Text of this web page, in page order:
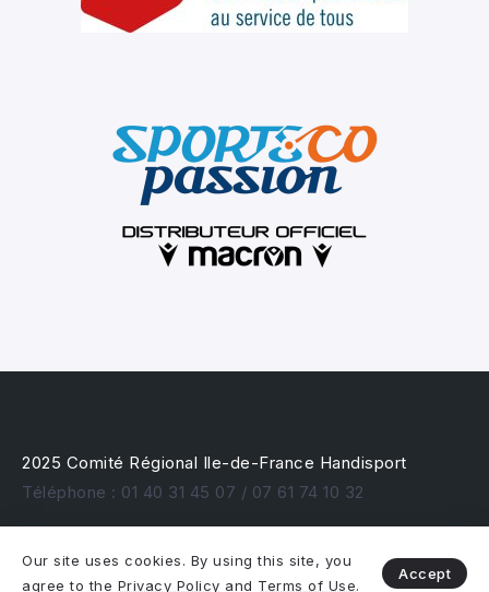
2025 Comité Régional Ile-de-France Handisport
Téléphone : 01 40 31 45 07 / 07 61 74 10 32
Our site uses cookies. By using this site, you
agree to the Privacy Policy and Terms of Use.
Accept